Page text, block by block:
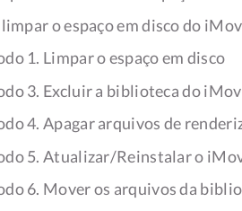
o espaço em disco do
1. Limpar o espaço em disco
3. Excluir a biblioteca do
4. Apagar arquivos de
5. Atualizar/Reinstalar o
6. Mover os arquivos da